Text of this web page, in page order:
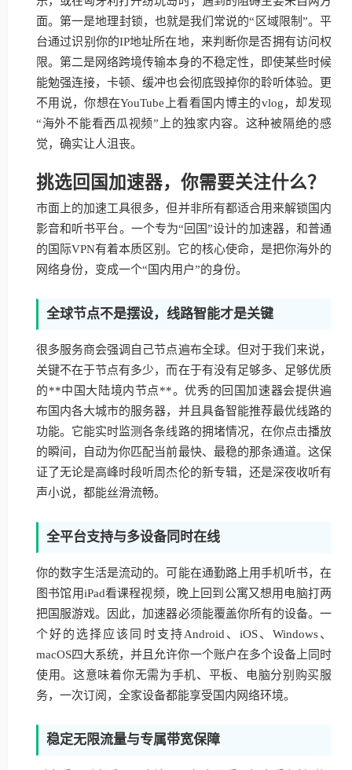
面。第一是地理封锁，也就是我们常说的“区域限制”。平
台通过识别你的IP地址所在地，来判断你是否拥有访问权
限。第二是网络跨境传输本身的不稳定性，即使某些时候
能勉强连接，卡顿、缓冲也会彻底毁掉你的聆听体验。更
不用说，你想在YouTube上看看国内博主的vlog，却发现
“海外不能看西瓜视频”上的独家内容。这种被隔绝的感
觉，确实让人沮丧。
挑选回国加速器，你需要关注什么？
市面上的加速工具很多，但并非所有都适合用来解锁国内
影音和听书平台。一个专为“回国”设计的加速器，和普通
的国际VPN有着本质区别。它的核心使命，是把你海外的
网络身份，变成一个“国内用户”的身份。
全球节点不是摆设，线路智能才是关键
很多服务商会强调自己节点遍布全球。但对于我们来说，
关键不在于节点有多少，而在于有没有足够多、足够优质
的**中国大陆境内节点**。优秀的回国加速器会提供遍
布国内各大城市的服务器，并且具备智能推荐最优线路的
功能。它能实时监测各条线路的拥堵情况，在你点击播放
的瞬间，自动为你匹配当前最快、最稳的那条通道。这保
证了无论是高峰时段听周杰伦的新专辑，还是深夜收听有
声小说，都能丝滑流畅。
全平台支持与多设备同时在线
你的数字生活是流动的。可能在通勤路上用手机听书，在
图书馆用iPad看课程视频，晚上回到公寓又想用电脑打两
把国服游戏。因此，加速器必须能覆盖你所有的设备。一
个好的选择应该同时支持Android、iOS、Windows、
macOS四大系统，并且允许你一个账户在多个设备上同时
使用。这意味着你无需为手机、平板、电脑分别购买服
务，一次订阅，全家设备都能享受国内网络环境。
稳定无限流量与专属带宽保障